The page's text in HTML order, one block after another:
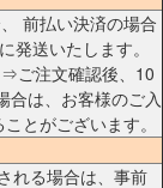
前払い決済の場合
発送いたします。
ご注文確認後、10
合は、お客様のご入
とがございます。
れる場合は、事前